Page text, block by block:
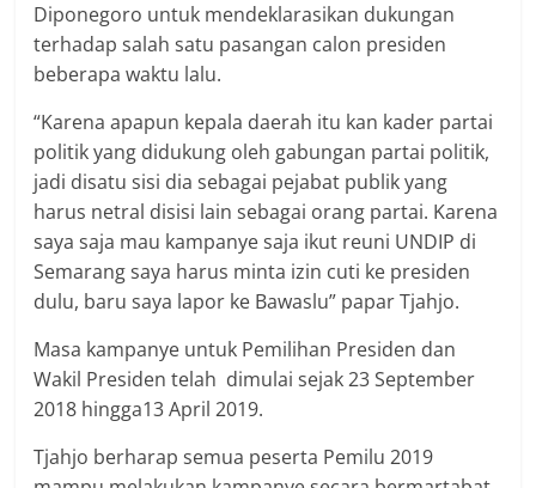
Diponegoro untuk mendeklarasikan dukungan
terhadap salah satu pasangan calon presiden
beberapa waktu lalu.
“Karena apapun kepala daerah itu kan kader partai
politik yang didukung oleh gabungan partai politik,
jadi disatu sisi dia sebagai pejabat publik yang
harus netral disisi lain sebagai orang partai. Karena
saya saja mau kampanye saja ikut reuni UNDIP di
Semarang saya harus minta izin cuti ke presiden
dulu, baru saya lapor ke Bawaslu” papar Tjahjo.
Masa kampanye untuk Pemilihan Presiden dan
Wakil Presiden telah dimulai sejak 23 September
2018 hingga13 April 2019.
Tjahjo berharap semua peserta Pemilu 2019